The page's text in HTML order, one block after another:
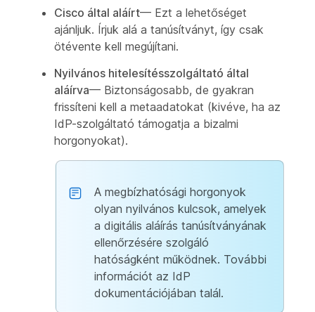
Cisco által aláírt— Ezt a lehetőséget
ajánljuk. Írjuk alá a tanúsítványt, így csak
ötévente kell megújítani.
Nyilvános hitelesítésszolgáltató által
aláírva— Biztonságosabb, de gyakran
frissíteni kell a metaadatokat (kivéve, ha az
IdP-szolgáltató támogatja a bizalmi
horgonyokat).
A megbízhatósági horgonyok
olyan nyilvános kulcsok, amelyek
a digitális aláírás tanúsítványának
ellenőrzésére szolgáló
hatóságként működnek. További
információt az IdP
dokumentációjában talál.